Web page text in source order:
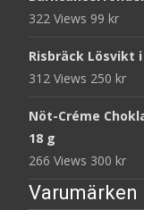
322 Views 99 kr
Risbräck Lösvikt
312 Views 250 kr
Nöt-Créme
18 g
266 Views 300 kr
Varumärken